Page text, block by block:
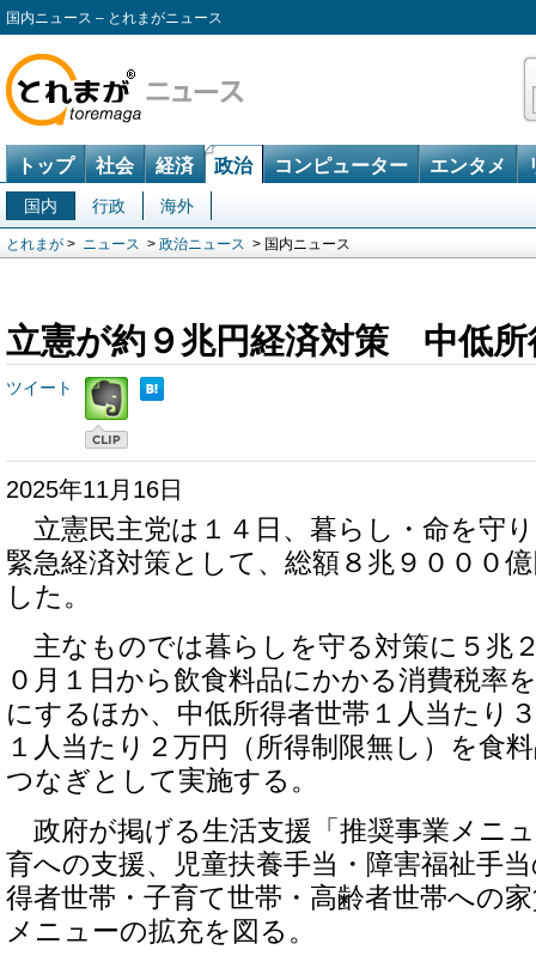
国内ニュース – とれまがニュース
トップ 社会 経済 政治 コンピューター エンタメ
国内 行政 海外
とれまが > ニュース > 政治ニュース > 国内ニュース
立憲が約９兆円経済対策 中低所
ツイート
2025年11月16日
立憲民主党は１４日、暮らし・命を守
緊急経済対策として、総額８兆９０００
した。
主なものでは暮らしを守る対策に５兆
０月１日から飲食料品にかかる消費税率
にするほか、中低所得者世帯１人当たり
１人当たり２万円（所得制限無し）を食
つなぎとして実施する。
政府が掲げる生活支援「推奨事業メニ
育への支援、児童扶養手当・障害福祉手
得者世帯・子育て世帯・高齢者世帯への
メニューの拡充を図る。